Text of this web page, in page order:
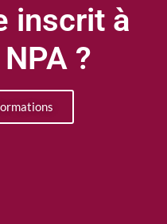
inscrit à
?